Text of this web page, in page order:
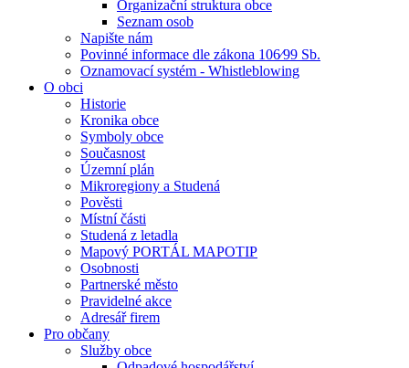
Organizační struktura obce
Seznam osob
Napište nám
Povinné informace dle zákona 106⁄99 Sb.
Oznamovací systém - Whistleblowing
O obci
Historie
Kronika obce
Symboly obce
Současnost
Územní plán
Mikroregiony a Studená
Pověsti
Místní části
Studená z letadla
Mapový PORTÁL MAPOTIP
Osobnosti
Partnerské město
Pravidelné akce
Adresář firem
Pro občany
Služby obce